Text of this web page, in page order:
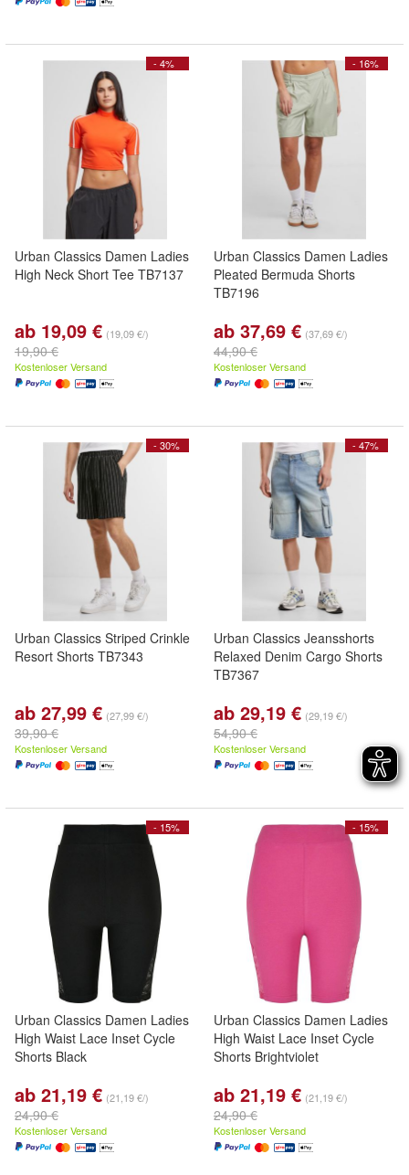
- 4%
Urban Classics Damen Ladies
High Neck Short Tee TB7137
ab 19,09 € (19,09 €/)
19,90 €
Kostenloser Versand
- 16%
Urban Classics Damen Ladies
Pleated Bermuda Shorts
TB7196
ab 37,69 € (37,69 €/)
44,90 €
Kostenloser Versand
- 30%
Urban Classics Striped Crinkle
Resort Shorts TB7343
ab 27,99 € (27,99 €/)
39,90 €
Kostenloser Versand
- 47%
Urban Classics Jeansshorts
Relaxed Denim Cargo Shorts
TB7367
ab 29,19 € (29,19 €/)
54,90 €
Kostenloser Versand
- 15%
Urban Classics Damen Ladies
High Waist Lace Inset Cycle
Shorts Black
ab 21,19 € (21,19 €/)
24,90 €
Kostenloser Versand
- 15%
Urban Classics Damen Ladies
High Waist Lace Inset Cycle
Shorts Brightviolet
ab 21,19 € (21,19 €/)
24,90 €
Kostenloser Versand